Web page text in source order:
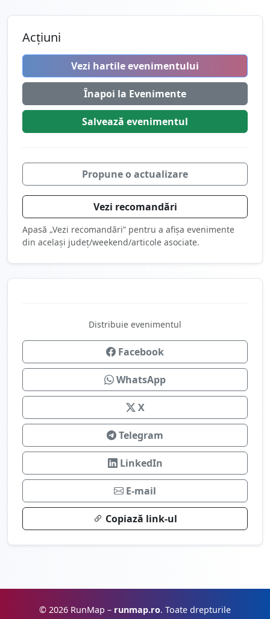
Acțiuni
Vezi hartile evenimentului
Înapoi la Evenimente
Salvează evenimentul
Propune o actualizare
Vezi recomandări
Apasă „Vezi recomandări” pentru a afișa evenimente
din același județ/weekend/articole asociate.
Distribuie evenimentul
Facebook
WhatsApp
X
Telegram
LinkedIn
E-mail
Copiază link-ul
© 2026 RunMap – runmap.ro. Toate drepturile